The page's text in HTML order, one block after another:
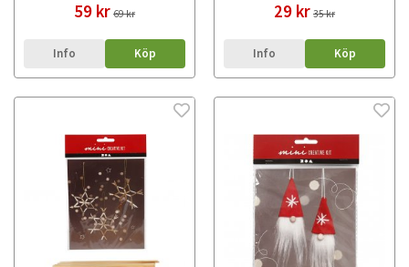
59 kr 69 kr
Info Köp
29 kr 35 kr
Info Köp